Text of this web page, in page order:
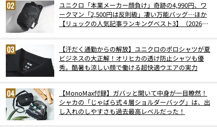
ユニクロ「本業メーカー顔負け」奇跡の4,990円、ワ
ークマン「2,500円は反則級」凄い万能バッグ…ほか
【リュックの人気記事ランキングベスト3】（2026年
【汗だく通勤からの解放】ユニクロのポロシャツが夏
ビジネスの大正解！オリヒカの透け防止シャツも優
秀。酷暑も涼しい顔で働ける超快適ウエアの実力
【MonoMax付録】ガバッと開いて中身が一目瞭然！
シャカの「じゃばら式４層ショルダーバッグ」は、出
し入れのしやすさも過去最高レベルだった！